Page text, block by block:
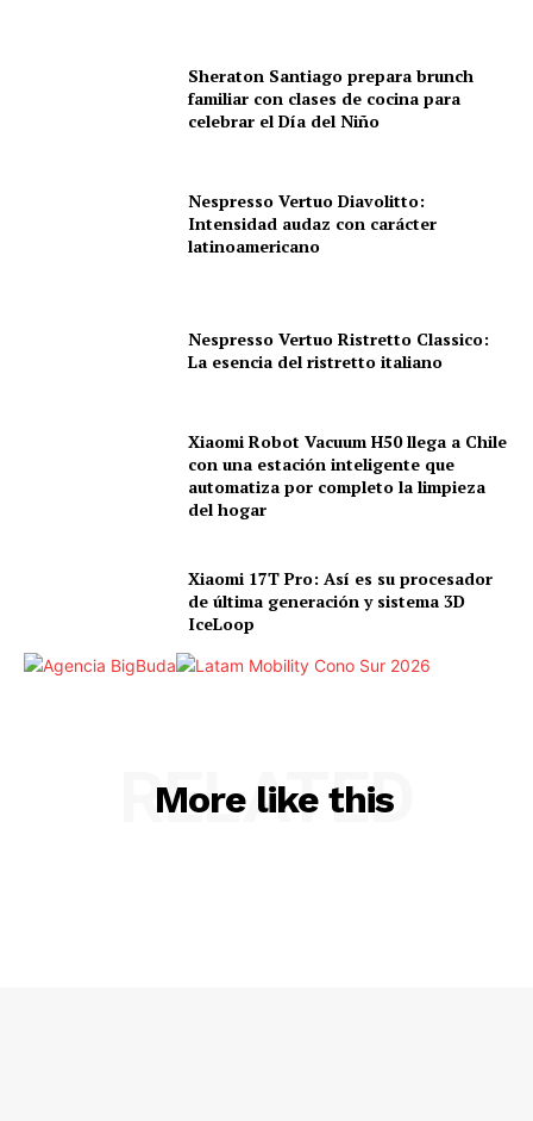
Sheraton Santiago prepara brunch
familiar con clases de cocina para
celebrar el Día del Niño
Nespresso Vertuo Diavolitto:
Intensidad audaz con carácter
latinoamericano
Nespresso Vertuo Ristretto Classico:
La esencia del ristretto italiano
Xiaomi Robot Vacuum H50 llega a Chile
con una estación inteligente que
automatiza por completo la limpieza
del hogar
Xiaomi 17T Pro: Así es su procesador
de última generación y sistema 3D
IceLoop
More like this
RELATED